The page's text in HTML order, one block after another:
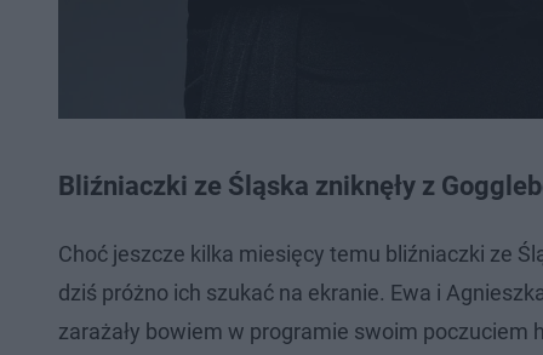
Bliźniaczki ze Śląska zniknęły z
Choć jeszcze kilka miesięcy temu bliźniaczki ze
dziś próżno ich szukać na ekranie. Ewa i
zarażały bowiem w programie swoim